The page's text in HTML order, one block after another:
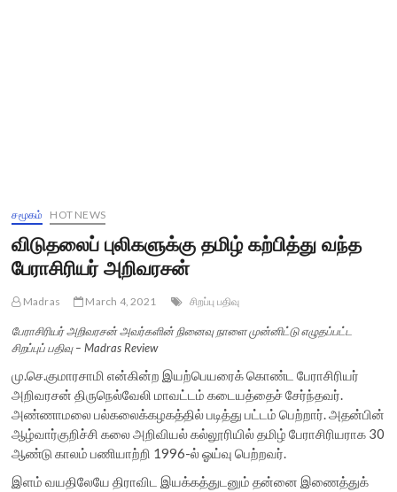
சமூகம் HOT NEWS
விடுதலைப் புலிகளுக்கு தமிழ் கற்பித்து வந்த
பேராசிரியர் அறிவரசன்
Madras March 4, 2021 சிறப்பு பதிவு
பேராசிரியர் அறிவரசன் அவர்களின் நினைவு நாளை முன்னிட்டு எழுதப்பட்ட
சிறப்புப் பதிவு – Madras Review
மு.செ.குமாரசாமி என்கின்ற இயற்பெயரைக் கொண்ட பேராசிரியர்
அறிவரசன் திருநெல்வேலி மாவட்டம் கடையத்தைச் சேர்ந்தவர்.
அண்ணாமலை பல்கலைக்கழகத்தில் படித்து பட்டம் பெற்றார். அதன்பின்
ஆழ்வார்குறிச்சி கலை அறிவியல் கல்லூரியில் தமிழ் பேராசிரியராக 30
ஆண்டு காலம் பணியாற்றி 1996-ல் ஓய்வு பெற்றவர்.
இளம் வயதிலேயே திராவிட இயக்கத்துடனும் தன்னை இணைத்துக்